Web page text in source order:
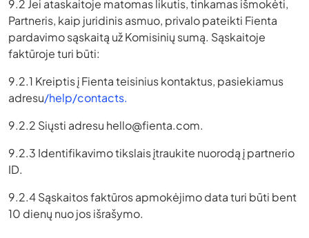
9.2 Jei ataskaitoje matomas likutis, tinkamas išmokėti,
Partneris, kaip juridinis asmuo, privalo pateikti Fienta
pardavimo sąskaitą už Komisinių sumą. Sąskaitoje
faktūroje turi būti:
9.2.1 Kreiptis į Fienta teisinius kontaktus, pasiekiamus
adresu/help/contacts.
9.2.2 Siųsti adresu hello@fienta.com.
9.2.3 Identifikavimo tikslais įtraukite nuorodą į partnerio
ID.
9.2.4 Sąskaitos faktūros apmokėjimo data turi būti bent
10 dienų nuo jos išrašymo.